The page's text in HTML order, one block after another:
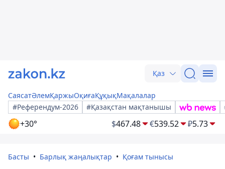
Қаз
СаясатӘлемҚаржыОқиғаҚұқықМақалалар
#Референдум-2026
#Қазақстан мақтанышы
+30° $467.48 €539.52 ₽5.73
Басты Барлық жаңалықтар Қоғам тынысы